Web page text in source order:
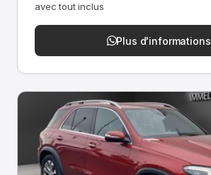
avec tout inclus
Plus d'informations